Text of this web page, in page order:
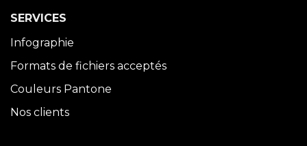
SERVICES
Infographie
Formats de fichiers acceptés
Couleurs Pantone
Nos clients